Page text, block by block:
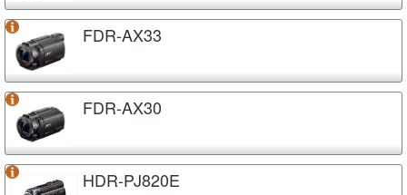
FDR-AX33
FDR-AX30
HDR-PJ820E